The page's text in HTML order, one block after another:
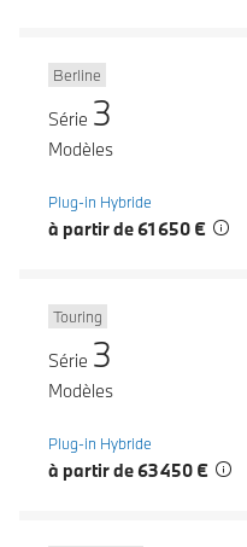
Berline
Série 3
Modèles
Plug-in Hybride
à partir de 61 650 €
Touring
Série 3
Modèles
Plug-in Hybride
à partir de 63 450 €